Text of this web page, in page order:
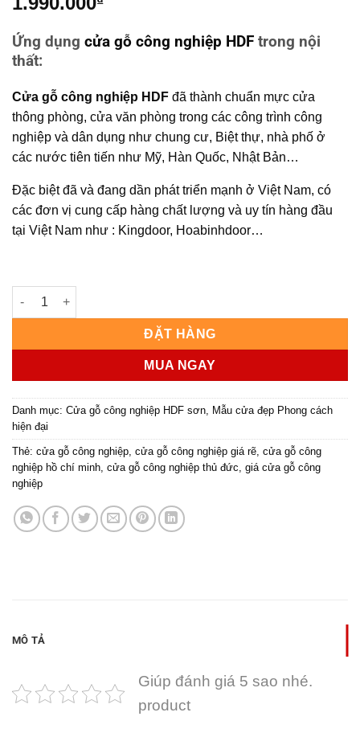
Ứng dụng cửa gỗ công nghiệp HDF trong nội
thất:
Cửa gỗ công nghiệp HDF đã thành chuẩn mực cửa
thông phòng, cửa văn phòng trong các công trình công
nghiệp và dân dụng như chung cư, Biệt thự, nhà phố ở
các nước tiên tiến như Mỹ, Hàn Quốc, Nhật Bản…
Đặc biệt đã và đang dần phát triển mạnh ở Việt Nam, có
các đơn vị cung cấp hàng chất lượng và uy tín hàng đầu
tại Việt Nam như : Kingdoor, Hoabinhdoor…
CỬA GỖ CÔNG NGHIỆP HDF KD.2A-C3 | Hoabinhdoor số lượng
ĐẶT HÀNG
MUA NGAY
Danh mục: Cửa gỗ công nghiệp HDF sơn Mẫu cửa đẹp Phong cách
hiện đại
Thẻ: cửa gỗ công nghiệp cửa gỗ công nghiệp giá rẽ cửa gỗ công
nghiệp hồ chí minh cửa gỗ công nghiệp thủ đức giá cửa gỗ công
nghiệp
MÔ TẢ
Giúp đánh giá 5 sao nhé.
product